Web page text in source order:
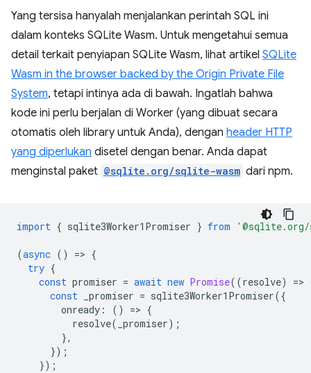
Yang tersisa hanyalah menjalankan perintah SQL ini
dalam konteks SQLite Wasm. Untuk mengetahui semua
detail terkait penyiapan SQLite Wasm, lihat artikel SQLite
Wasm in the browser backed by the Origin Private File
System, tetapi intinya ada di bawah. Ingatlah bahwa
kode ini perlu berjalan di Worker (yang dibuat secara
otomatis oleh library untuk Anda), dengan header HTTP
yang diperlukan disetel dengan benar. Anda dapat
menginstal paket @sqlite.org/sqlite-wasm dari npm.
import { sqlite3Worker1Promiser } from
(async () => {
try {
const promiser = await new Promise((resolve) =>
const
_promiser = sqlite3Worker1Promiser({
onready : () => {
resolve( _promiser);
},
});
});